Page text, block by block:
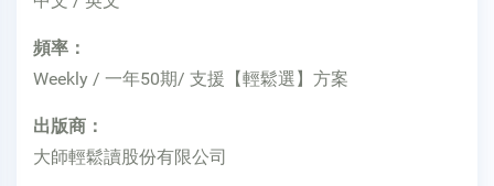
頻率：
Weekly / 一年50期/ 支援【輕鬆選】方案
出版商：
大師輕鬆讀股份有限公司